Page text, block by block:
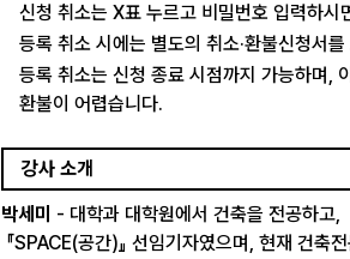
신청 취소는 X표 누르고 비밀번호 입력하시
등록 취소 시에는 별도의 취소·환불신청서
등록 취소는 신청 종료 시점까지 가능하며,
환불이 어렵습니다.
강사 소개
박세미 - 대학과 대학원에서 건축을 전공하고,
『SPACE(공간)』 선임기자였으며, 현재 건축